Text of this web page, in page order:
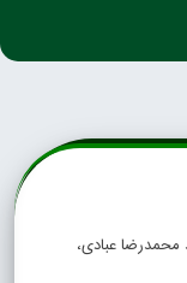
محمدرضا عبادی،